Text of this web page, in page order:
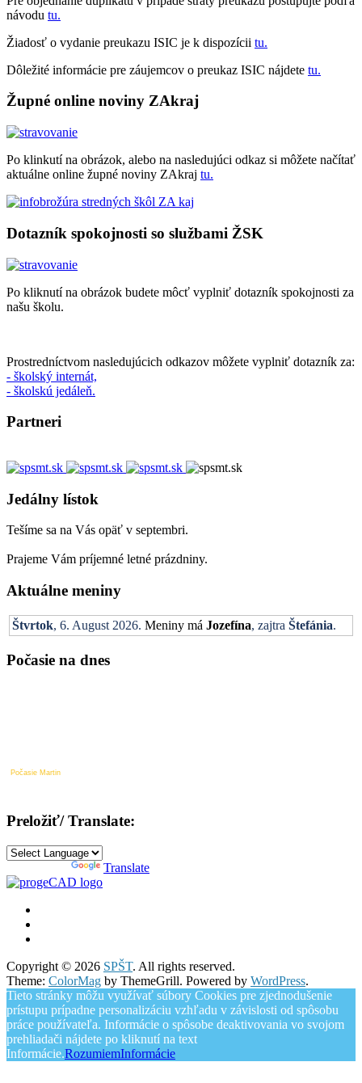
návodu tu.
Žiadosť o vydanie preukazu ISIC je k dispozícii tu.
Dôležité informácie pre záujemcov o preukaz ISIC nájdete tu.
Župné online noviny ZAkraj
Po klinkutí na obrázok, alebo na nasledujúci odkaz si môžete načítať
aktuálne online župné noviny ZAkraj tu.
Dotazník spokojnosti so službami ŽSK
Po kliknutí na obrázok budete môcť vyplniť dotazník spokojnosti za
našu školu.
Prostredníctvom nasledujúcich odkazov môžete vyplniť dotazník za:
- školský internát,
- školskú jedáleň.
Partneri
Jedálny lístok
Tešíme sa na Vás opäť v septembri.
Prajeme Vám príjemné letné prázdniny.
Aktuálne meniny
Štvrtok, 6. August 2026. Meniny má Jozefína, zajtra Štefánia.
Počasie na dnes
Počasie Martin
Preložiť/ Translate:
Translate
Copyright © 2026 SPŠT. All rights reserved.
Theme: ColorMag by ThemeGrill. Powered by WordPress.
Tieto stránky môžu využívať súbory Cookies pre zjednodušenie
prístupu prípadne personalizáciu vzhľadu v závislosti od spôsobu
práce používateľa. Informácie o spôsobe deaktivovania vo svojom
prehliadači nájdete po kliknutí na text
Informácie.RozumiemInformácie